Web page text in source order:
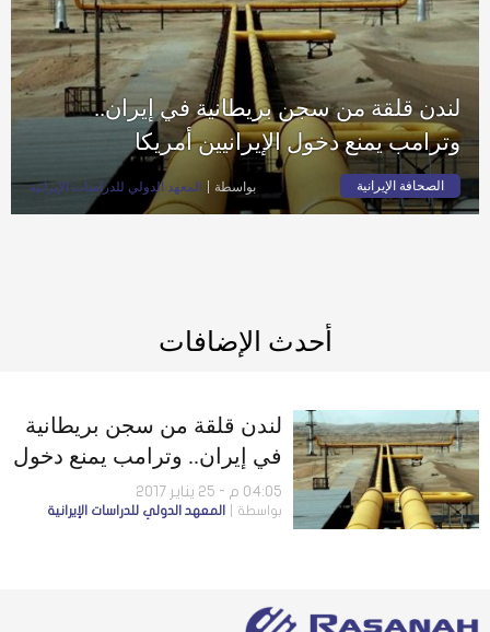
لندن قلقة من سجن بريطانية في إيران..
وترامب يمنع دخول الإيرانيين أمريكا
الصحافة الإيرانية بواسطة المعهد الدولي للدراسات الإيرانية
أحدث الإضافات
لندن قلقة من سجن بريطانية
في إيران.. وترامب يمنع دخول
الإيرانيين أمريكا
04:05 م - 25 يناير 2017
بواسطة المعهد الدولي للدراسات الإيرانية